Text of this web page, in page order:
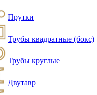
Прутки
Трубы квадратные (бокс)
Трубы круглые
Двутавр